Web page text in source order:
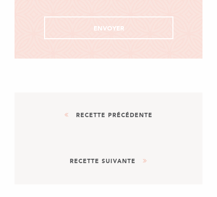
RECETTE PRÉCÉDENTE
TARTES CROUSTILLANTES
RECETTE SUIVANTE